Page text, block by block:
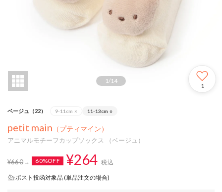
1 /14
1
ベージュ（22） 9-11cm × 11-13cm ○
petit main （プティマイン）
アニマルモチーフカップソックス （ベージュ）
¥660 60%OFF ¥264 税込
ポスト投函対象品 (単品注文の場合)